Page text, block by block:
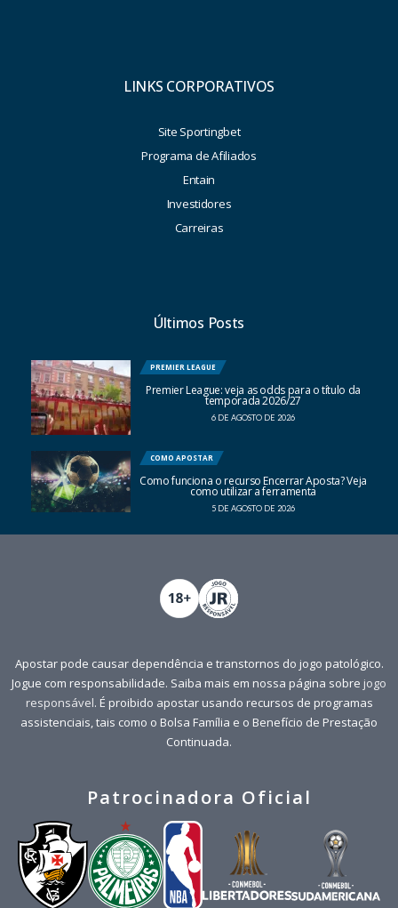
LINKS CORPORATIVOS
Site Sportingbet
Programa de Afiliados
Entain
Investidores
Carreiras
Últimos Posts
PREMIER LEAGUE
Premier League: veja as odds para o título da
temporada 2026/27
6 DE AGOSTO DE 2026
COMO APOSTAR
Como funciona o recurso Encerrar Aposta? Veja
como utilizar a ferramenta
5 DE AGOSTO DE 2026
Apostar pode causar dependência e transtornos do jogo patológico.
Jogue com responsabilidade. Saiba mais em nossa página sobre jogo
responsável. É proibido apostar usando recursos de programas
assistenciais, tais como o Bolsa Família e o Benefício de Prestação
Continuada.
Patrocinadora Oficial